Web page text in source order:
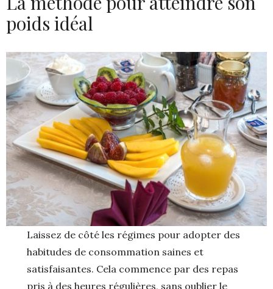
poids idéal
Laissez de côté les régimes pour adopter des
habitudes de consommation saines et
satisfaisantes. Cela commence par des repas
pris à des heures régulières, sans oublier le